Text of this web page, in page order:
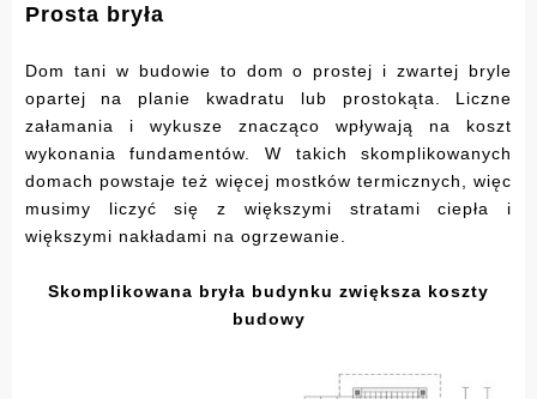
Prosta bryła
Dom tani w budowie to dom o prostej i zwartej bryle
opartej na planie kwadratu lub prostokąta. Liczne
załamania i wykusze znacząco wpływają na koszt
wykonania fundamentów. W takich skomplikowanych
domach powstaje też więcej mostków termicznych, więc
musimy liczyć się z większymi stratami ciepła i
większymi nakładami na ogrzewanie.
Skomplikowana bryła budynku zwiększa koszty
budowy